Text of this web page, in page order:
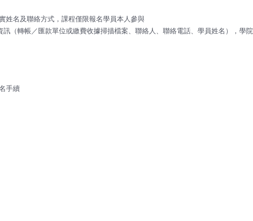
姓名及聯絡方式，課程僅限報名學員本人參與
（轉帳／匯款單位或繳費收據掃描檔案、聯絡人、聯絡電話、學員姓名），學
手續